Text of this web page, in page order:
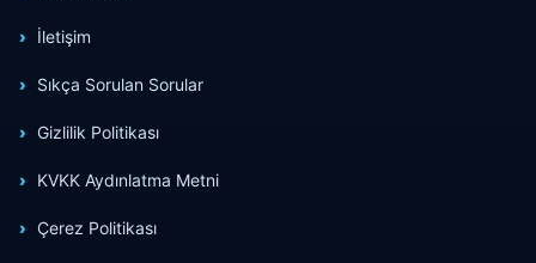
İletişim
Sıkça Sorulan Sorular
Gizlilik Politikası
KVKK Aydınlatma Metni
Çerez Politikası